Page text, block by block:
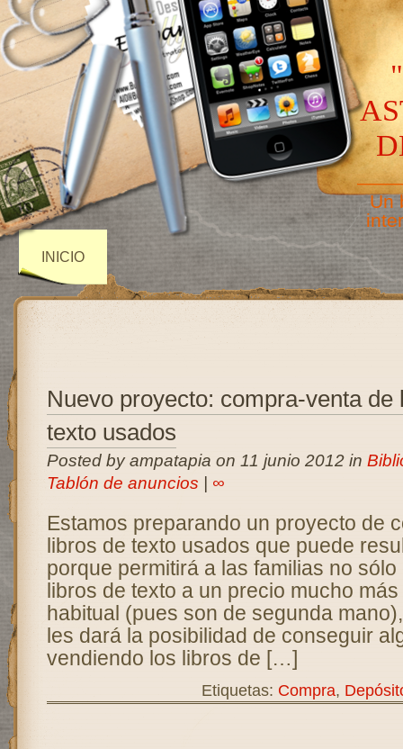
Un
INICIO
Nuevo proyecto: compra-venta de
texto usados
Posted by ampatapia on 11 junio 2012 in
Tablón de anuncios
∞
Estamos preparando un proyecto de
libros de texto usados que puede
porque permitirá a las familias no
libros de texto a un precio mucho
habitual (pues son de segunda
les dará la posibilidad de conseguir
vendiendo los libros de […]
Etiquetas: Compra,